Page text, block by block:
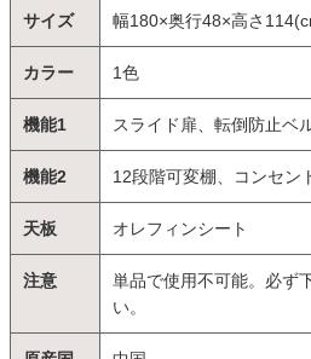
サイズ 幅180×奥行48×高さ
カラー 1色
機能1 スライド扉、転倒防止ベ
機能2 12段階可変棚、コンセン
天板 オレフィンシート
注意
単品で使用不可能。必ず
い。